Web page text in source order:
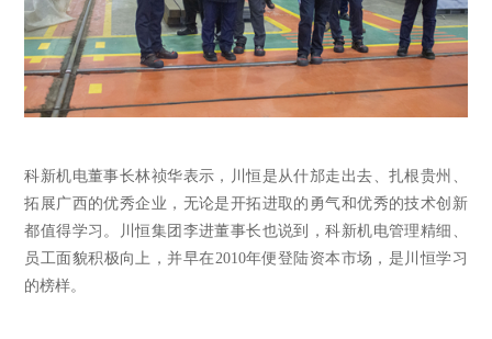
科新机电董事长林祯华表示，川恒是从什邡走出去、扎根贵州、
拓展广西的优秀企业，无论是开拓进取的勇气和优秀的技术创新
都值得学习。川恒集团李进董事长也说到，科新机电管理精细、
员工面貌积极向上，并早在2010年便登陆资本市场，是川恒学习
的榜样。